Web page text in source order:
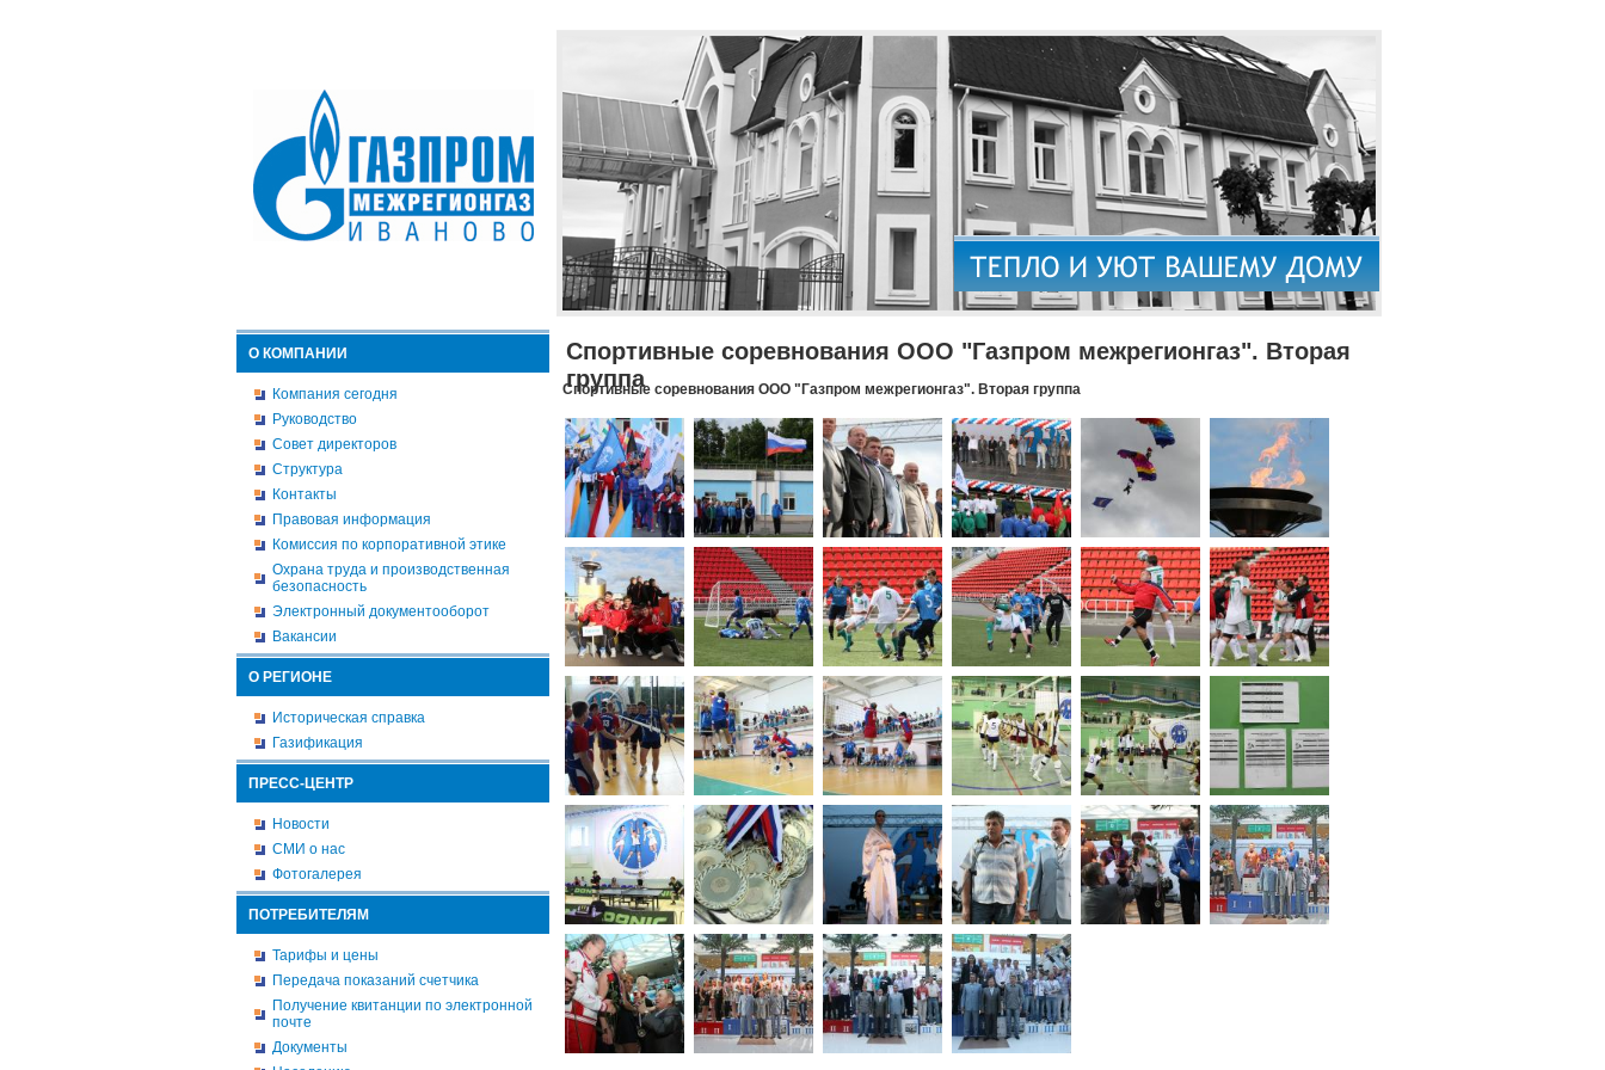
О КОМПАНИИ
Компания сегодня
Руководство
Совет директоров
Структура
Контакты
Правовая информация
Комиссия по корпоративной этике
Охрана труда и производственная
безопасность
Электронный документооборот
Вакансии
О РЕГИОНЕ
Историческая справка
Газификация
ПРЕСС-ЦЕНТР
Новости
СМИ о нас
Фотогалерея
ПОТРЕБИТЕЛЯМ
Тарифы и цены
Передача показаний счетчика
Получение квитанции по электронной
почте
Документы
Спортивные соревнования ООО "Газпром межрегионгаз". Вторая
группа
Спортивные соревнования ООО "Газпром межрегионгаз". Вторая группа